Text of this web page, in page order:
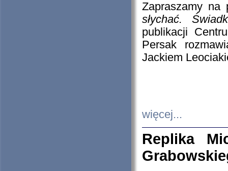
Zapraszamy
słychać.
publikacji
Persak
Jackiem
więcej...
Replika